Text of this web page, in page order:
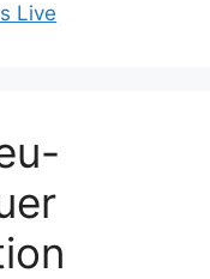
Live